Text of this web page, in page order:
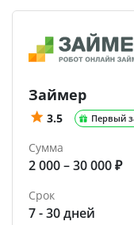
Займер
3.5 Первый
Сумма
2 000 – 30 000 ₽
Срок
7 - 30 дней